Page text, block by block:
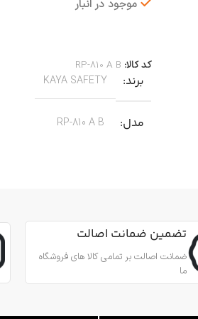
موجود در انبار
کد کالا: RP-810 A B
برند KAYA SAFETY
مدل RP-810 A B
مناسب برای کارهای عمودی، افقی و
جنس آلومینیوم
تضمین ضمانت اصالت
ضمانت اصالت بر تمامی کالا های فروشگاه
ما